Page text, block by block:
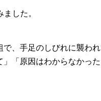
した。
で、手足のしびれに襲わ
「原因はわからなかった